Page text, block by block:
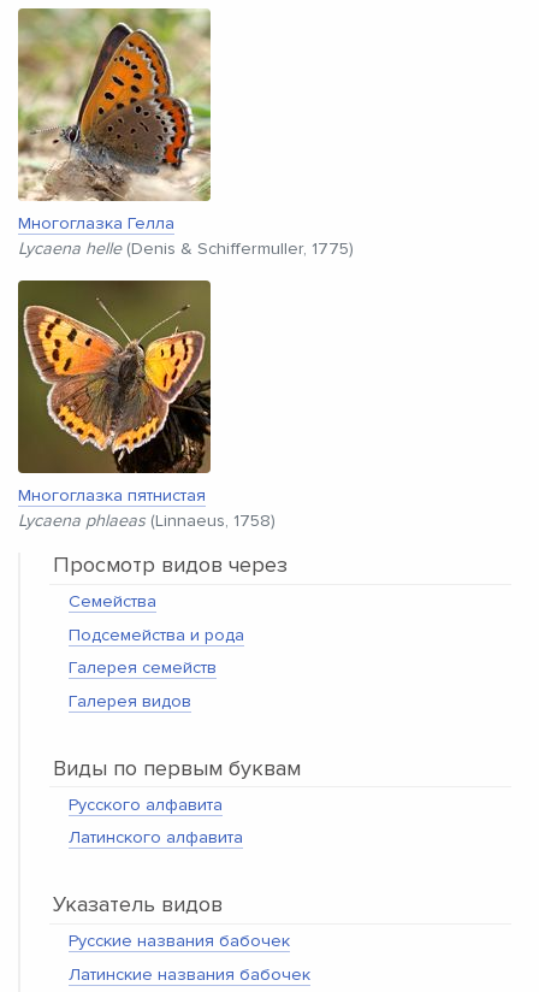
Многоглазка Гелла
Lycaena helle(Denis & Schiffermuller, 1775)
Многоглазка пятнистая
Lycaena phlaeas (Linnaeus, 1758)
Просмотр видов через
Семейства
Подсемейства и рода
Галерея семейств
Галерея видов
Виды по первым буквам
Русского алфавита
Латинского алфавита
Указатель видов
Русские названия бабочек
Латинские названия бабочек